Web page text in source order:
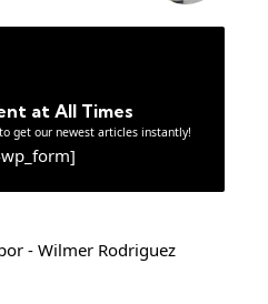
at All Times
get our newest articles instantly!
- Wilmer Rodriguez